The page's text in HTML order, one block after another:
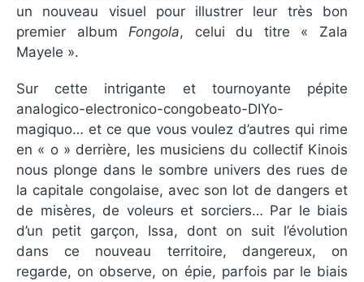
un nouveau visuel pour illustrer leur très bon
premier album Fongola, celui du titre « Zala
Mayele ».
Sur cette intrigante et tournoyante pépite
analogico-electronico-congobeato-DIYo-
magiquo… et ce que vous voulez d’autres qui rime
en « o » derrière, les musiciens du collectif Kinois
nous plonge dans le sombre univers des rues de
la capitale congolaise, avec son lot de dangers et
de misères, de voleurs et sorciers… Par le biais
d’un petit garçon, Issa, dont on suit l’évolution
dans ce nouveau territoire, dangereux, on
regarde, on observe, on épie, parfois par le biais